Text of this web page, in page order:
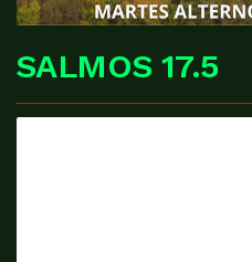
SALMOS 17.5